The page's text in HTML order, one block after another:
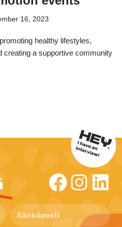
16, 2023
healthy lifestyles,
creating a supportive community